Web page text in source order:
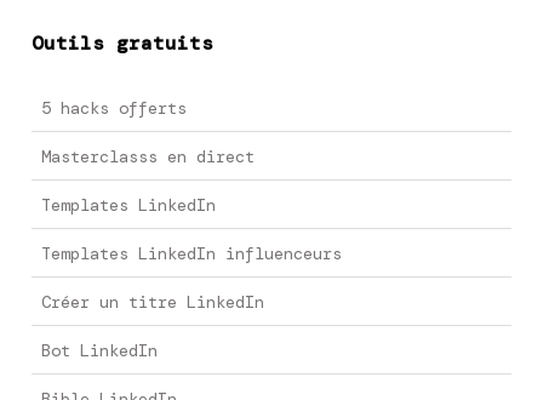
Outils gratuits
5 hacks offerts
Masterclasss en direct
Templates LinkedIn
Templates LinkedIn influenceurs
Créer un titre LinkedIn
Bot LinkedIn